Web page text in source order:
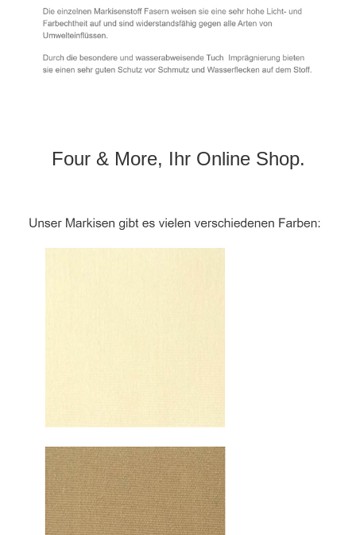
Four & More, Ihr Online Shop.